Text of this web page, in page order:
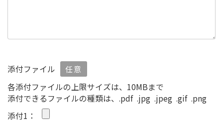
添付ファイル 任意
各添付ファイルの上限サイズは、10MBまで
添付できるファイルの種類は、.pdf .jpg .jpeg .gif .png
添付1：